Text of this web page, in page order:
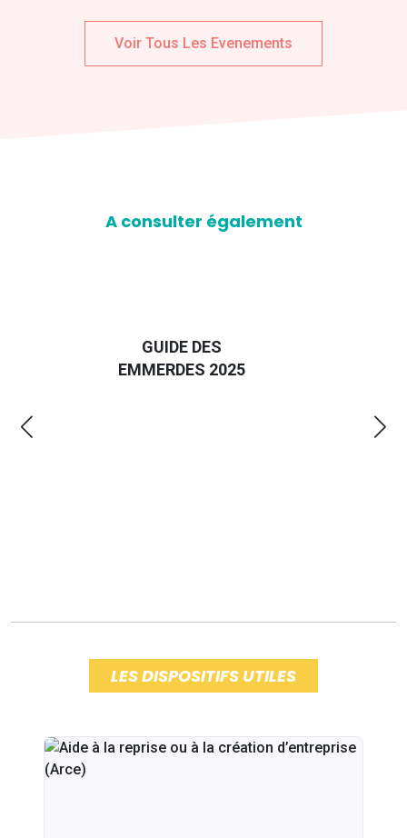
Voir Tous Les Evenements
A consulter également
GUIDE DES
EMMERDES 2025
LES DISPOSITIFS UTILES